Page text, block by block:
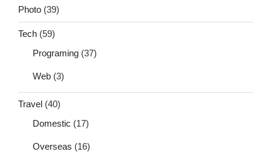
Photo (39)
Tech (59)
Programing (37)
Web (3)
Travel (40)
Domestic (17)
Overseas (16)